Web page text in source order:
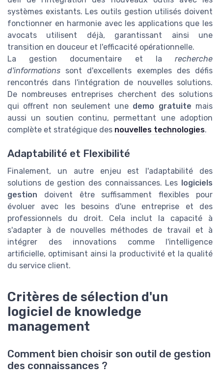
systèmes existants. Les outils gestion utilisés doivent
fonctionner en harmonie avec les applications que les
avocats utilisent déjà, garantissant ainsi une
transition en douceur et l'efficacité opérationnelle.
La gestion documentaire et la recherche
d'informations sont d'excellents exemples des défis
rencontrés dans l'intégration de nouvelles solutions.
De nombreuses entreprises cherchent des solutions
qui offrent non seulement une demo gratuite mais
aussi un soutien continu, permettant une adoption
complète et stratégique des nouvelles technologies.
Adaptabilité et Flexibilité
Finalement, un autre enjeu est l'adaptabilité des
solutions de gestion des connaissances. Les logiciels
gestion doivent être suffisamment flexibles pour
évoluer avec les besoins d'une entreprise et des
professionnels du droit. Cela inclut la capacité à
s'adapter à de nouvelles méthodes de travail et à
intégrer des innovations comme l'intelligence
artificielle, optimisant ainsi la productivité et la qualité
du service client.
Critères de sélection d'un
logiciel de knowledge
management
Comment bien choisir son outil de gestion
des connaissances ?